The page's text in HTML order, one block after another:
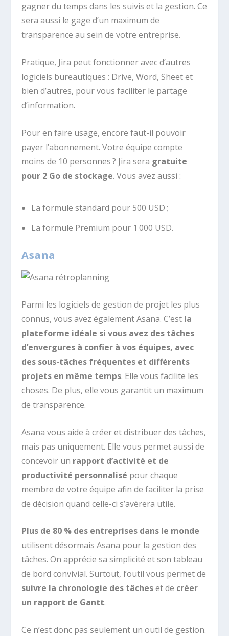
gagner du temps dans les suivis et la gestion. Ce
sera aussi le gage d’un maximum de
transparence au sein de votre entreprise.
Pratique, Jira peut fonctionner avec d’autres
logiciels bureautiques : Drive, Word, Sheet et
bien d’autres, pour vous faciliter le partage
d’information.
Pour en faire usage, encore faut-il pouvoir
payer l’abonnement. Votre équipe compte
moins de 10 personnes ? Jira sera gratuite
pour 2 Go de stockage. Vous avez aussi :
La formule standard pour 500 USD ;
La formule Premium pour 1 000 USD.
Asana
Parmi les logiciels de gestion de projet les plus
connus, vous avez également Asana. C’est la
plateforme idéale si vous avez des tâches
d’envergures à confier à vos équipes, avec
des sous-tâches fréquentes et différents
projets en même temps. Elle vous facilite les
choses. De plus, elle vous garantit un maximum
de transparence.
Asana vous aide à créer et distribuer des tâches,
mais pas uniquement. Elle vous permet aussi de
concevoir un rapport d’activité et de
productivité personnalisé pour chaque
membre de votre équipe afin de faciliter la prise
de décision quand celle-ci s’avèrera utile.
Plus de 80 % des entreprises dans le monde
utilisent désormais Asana pour la gestion des
tâches. On apprécie sa simplicité et son tableau
de bord convivial. Surtout, l’outil vous permet de
suivre la chronologie des tâcheset de créer
un rapport de Gantt.
Ce n’est donc pas seulement un outil de gestion.